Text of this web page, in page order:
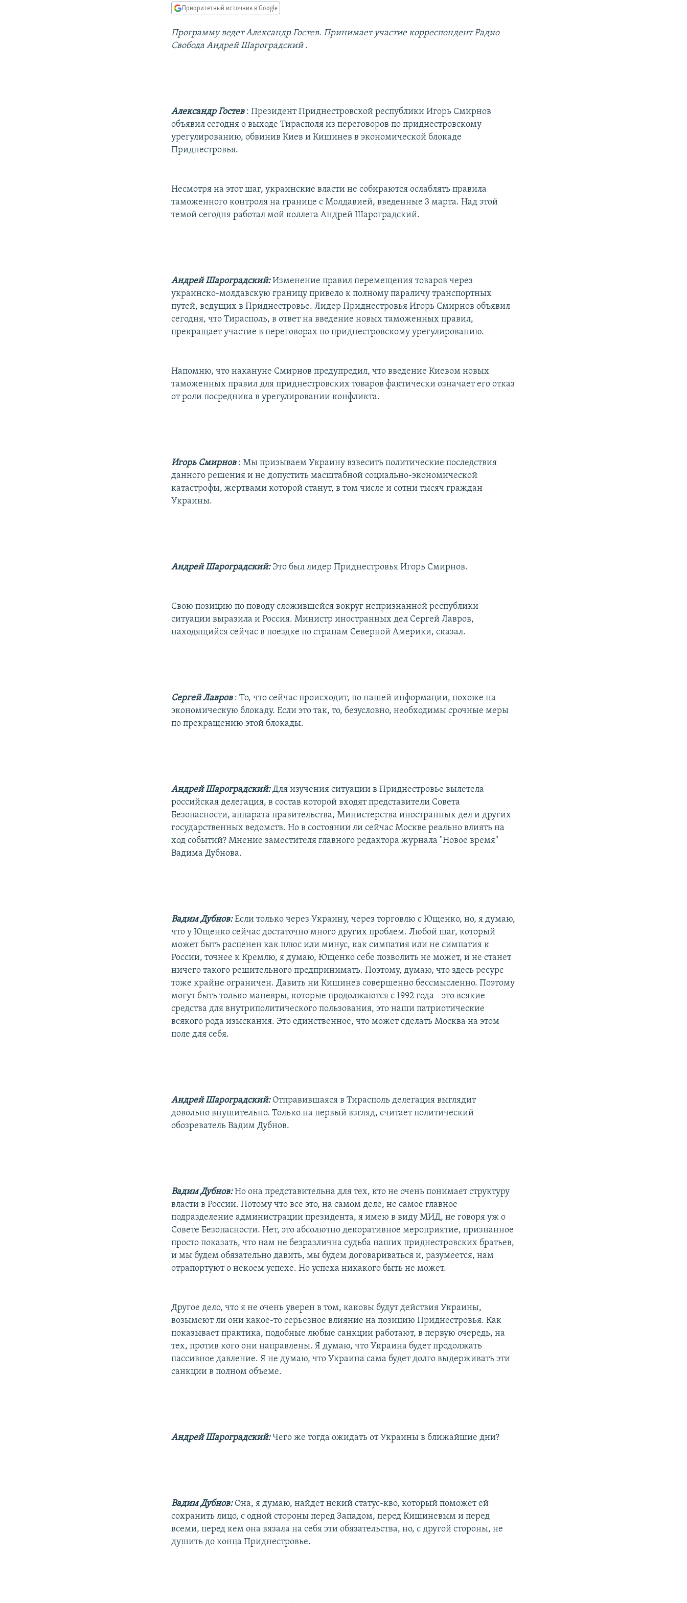
Приоритетный источник в Google
Программу ведет Александр Гостев. Принимает участие корреспондент Радио
Свобода Андрей Шароградский.
Александр Гостев : Президент Приднестровской республики Игорь Смирнов
объявил сегодня о выходе Тирасполя из переговоров по приднестровскому
урегулированию, обвинив Киев и Кишинев в экономической блокаде
Приднестровья.
Несмотря на этот шаг, украинские власти не собираются ослаблять правила
таможенного контроля на границе с Молдавией, введенные 3 марта. Над этой
темой сегодня работал мой коллега Андрей Шароградский.
Андрей Шароградский:Изменение правил перемещения товаров через
украинско-молдавскую границу привело к полному параличу транспортных
путей, ведущих в Приднестровье. Лидер Приднестровья Игорь Смирнов объявил
сегодня, что Тирасполь, в ответ на введение новых таможенных правил,
прекращает участие в переговорах по приднестровскому урегулированию.
Напомню, что накануне Смирнов предупредил, что введение Киевом новых
таможенных правил для приднестровских товаров фактически означает его отказ
от роли посредника в урегулировании конфликта.
Игорь Смирнов : Мы призываем Украину взвесить политические последствия
данного решения и не допустить масштабной социально-экономической
катастрофы, жертвами которой станут, в том числе и сотни тысяч граждан
Украины.
Андрей Шароградский: Это был лидер Приднестровья Игорь Смирнов.
Свою позицию по поводу сложившейся вокруг непризнанной республики
ситуации выразила и Россия. Министр иностранных дел Сергей Лавров,
находящийся сейчас в поездке по странам Северной Америки, сказал.
Сергей Лавров : То, что сейчас происходит, по нашей информации, похоже на
экономическую блокаду. Если это так, то, безусловно, необходимы срочные меры
по прекращению этой блокады.
Андрей Шароградский:Для изучения ситуации в Приднестровье вылетела
российская делегация, в состав которой входят представители Совета
Безопасности, аппарата правительства, Министерства иностранных дел и других
государственных ведомств. Но в состоянии ли сейчас Москве реально влиять на
ход событий? Мнение заместителя главного редактора журнала "Новое время"
Вадима Дубнова.
Вадим Дубнов:Если только через Украину, через торговлю с Ющенко, но, я думаю,
что у Ющенко сейчас достаточно много других проблем. Любой шаг, который
может быть расценен как плюс или минус, как симпатия или не симпатия к
России, точнее к Кремлю, я думаю, Ющенко себе позволить не может, и не станет
ничего такого решительного предпринимать. Поэтому, думаю, что здесь ресурс
тоже крайне ограничен. Давить ни Кишинев совершенно бессмысленно. Поэтому
могут быть только маневры, которые продолжаются с 1992 года - это всякие
средства для внутриполитического пользования, это наши патриотические
всякого рода изыскания. Это единственное, что может сделать Москва на этом
поле для себя.
Андрей Шароградский: Отправившаяся в Тирасполь делегация выглядит
довольно внушительно. Только на первый взгляд, считает политический
обозреватель Вадим Дубнов.
Вадим Дубнов:Но она представительна для тех, кто не очень понимает структуру
власти в России. Потому что все это, на самом деле, не самое главное
подразделение администрации президента, я имею в виду МИД, не говоря уж о
Совете Безопасности. Нет, это абсолютно декоративное мероприятие, признанное
просто показать, что нам не безразлична судьба наших приднестровских братьев,
и мы будем обязательно давить, мы будем договариваться и, разумеется, нам
отрапортуют о некоем успехе. Но успеха никакого быть не может.
Другое дело, что я не очень уверен в том, каковы будут действия Украины,
возымеют ли они какое-то серьезное влияние на позицию Приднестровья. Как
показывает практика, подобные любые санкции работают, в первую очередь, на
тех, против кого они направлены. Я думаю, что Украина будет продолжать
пассивное давление. Я не думаю, что Украина сама будет долго выдерживать эти
санкции в полном объеме.
Андрей Шароградский: Чего же тогда ожидать от Украины в ближайшие дни?
Вадим Дубнов: Она, я думаю, найдет некий статус-кво, который поможет ей
сохранить лицо, с одной стороны перед Западом, перед Кишиневым и перед
всеми, перед кем она вязала на себя эти обязательства, но, с другой стороны, не
душить до конца Приднестровье.